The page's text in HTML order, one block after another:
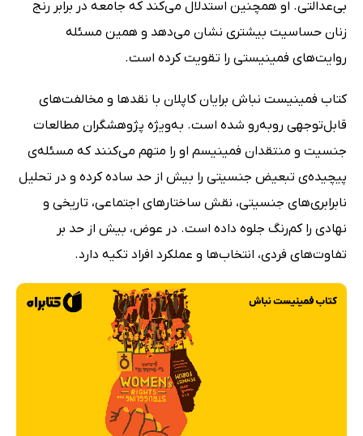
بی‌عدالتی. او همچنین استدلال می‌کند که جامعه در برابر رنج
زنان حساسیت بیشتری نشان می‌دهد و همین مسئله
روایت‌های فمینیستی را تقویت کرده است.
کتاب فمینیست نباش برایان کاپلان با نقدها و مخالفت‌های
قابل‌توجهی روبه‌رو شده است. به‌ویژه پژوهشگران مطالعات
جنسیت و منتقدان فمینیسم او را متهم می‌کنند که مسئله‌ی
پیچیده‌ی تبعیض جنسیتی را بیش از حد ساده کرده و در تحلیل
نابرابری‌های جنسیتی، نقش ساختارهای اجتماعی، تاریخی و
نهادی را کم‌رنگ جلوه داده است. در عوض، بیش از حد بر
تفاوت‌های فردی، انتخاب‌ها و عملکرد افراد تکیه دارد.